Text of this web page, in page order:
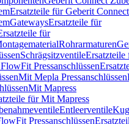
Ersatzteile für Geberit
GatewaysErsatzteile für
für
Rohrarmaturen
SchrägsitzventileErsatzteile
Pressanschlüssen
Mit Mepla Pressanschlüssen
Mit Mapress
für Mit Mapress
Entleerventile
Pressanschlüssen